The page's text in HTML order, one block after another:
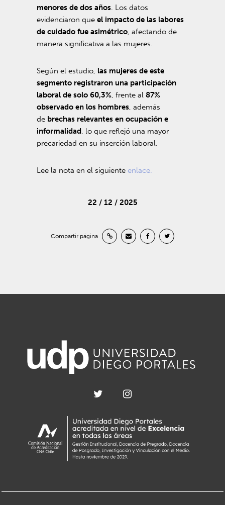
menores de dos años. Los datos
evidenciaron queel impacto de las labores
de cuidado fue asimétrico, afectando de
manera significativa a las mujeres.
Según el estudio, las mujeres de este
segmento registraron una participación
laboral de solo 60,3%, frente al87%
observado en los hombres, además
de brechas relevantes en ocupación e
informalidad, lo que reflejó una mayor
precariedad en su inserción laboral.
Lee la nota en el siguienteenlace.
22 / 12 / 2025
Compartir página